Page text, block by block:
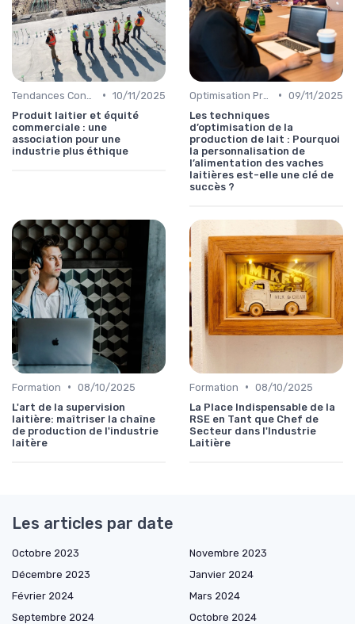
• 10/11/2025
Produit laitier et équité
commerciale : une
association pour une
industrie plus éthique
• 09/11/2025
Les techniques
d’optimisation de la
production de lait : Pourquoi
la personnalisation de
l’alimentation des vaches
laitières est-elle une clé de
succès ?
Formation • 08/10/2025
L'art de la supervision
laitière: maîtriser la chaîne
de production de l'industrie
laitère
Formation • 08/10/2025
La Place Indispensable de la
RSE en Tant que Chef de
Secteur dans l'Industrie
Laitière
Les articles par date
Octobre 2023
Novembre 2023
Décembre 2023
Janvier 2024
Février 2024
Mars 2024
Septembre 2024
Octobre 2024